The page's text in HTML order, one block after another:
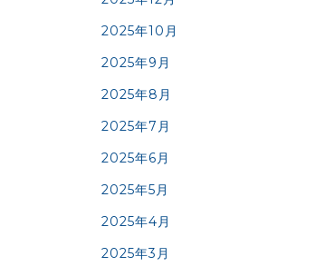
2025年10月
2025年9月
2025年8月
2025年7月
2025年6月
2025年5月
2025年4月
2025年3月